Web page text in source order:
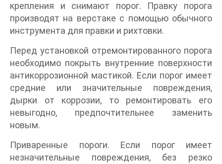
крепления и снимают порог. Правку порога
производят на верстаке с помощью обычного
инструмента для правки и рихтовки.
Перед установкой отремонтированного порога
необходимо покрыть внутренние поверхности
антикоррозионной мастикой. Если порог имеет
средние или значительные повреждения,
дырки от коррозии, то ремонтировать его
невыгодно, предпочтительнее заменить
новым.
Приваренные пороги. Если порог имеет
незначительные повреждения, без резко